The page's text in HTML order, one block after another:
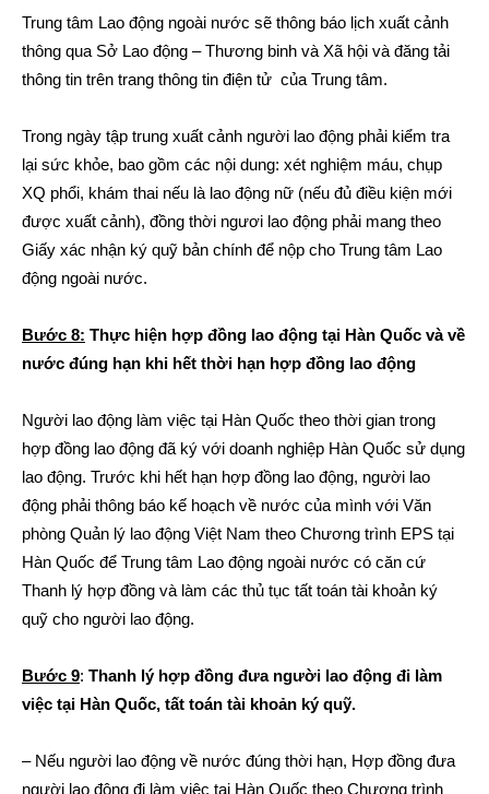
Trung tâm Lao động ngoài nước sẽ thông báo lịch xuất cảnh
thông qua Sở Lao động – Thương binh và Xã hội và đăng tải
thông tin trên trang thông tin điện tử của Trung tâm.
Trong ngày tập trung xuất cảnh người lao động phải kiểm tra
lại sức khỏe, bao gồm các nội dung: xét nghiệm máu, chụp
XQ phổi, khám thai nếu là lao động nữ (nếu đủ điều kiện mới
được xuất cảnh), đồng thời ngươi lao động phải mang theo
Giấy xác nhận ký quỹ bản chính để nộp cho Trung tâm Lao
động ngoài nước.
Bước 8: Thực hiện hợp đồng lao động tại Hàn Quốc và về
nước đúng hạn khi hết thời hạn hợp đồng lao động
Người lao động làm việc tại Hàn Quốc theo thời gian trong
hợp đồng lao động đã ký với doanh nghiệp Hàn Quốc sử dụng
lao động. Trước khi hết hạn hợp đồng lao động, người lao
động phải thông báo kế hoạch về nước của mình với Văn
phòng Quản lý lao động Việt Nam theo Chương trình EPS tại
Hàn Quốc để Trung tâm Lao động ngoài nước có căn cứ
Thanh lý hợp đồng và làm các thủ tục tất toán tài khoản ký
quỹ cho người lao động.
Bước 9: Thanh lý hợp đồng đưa người lao động đi làm
việc tại Hàn Quốc, tất toán tài khoản ký quỹ.
– Nếu người lao động về nước đúng thời hạn, Hợp đồng đưa
người lao động đi làm việc tại Hàn Quốc theo Chương trình